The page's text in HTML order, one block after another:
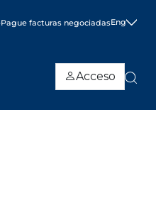
Pague facturas negociadasEng
Acceso